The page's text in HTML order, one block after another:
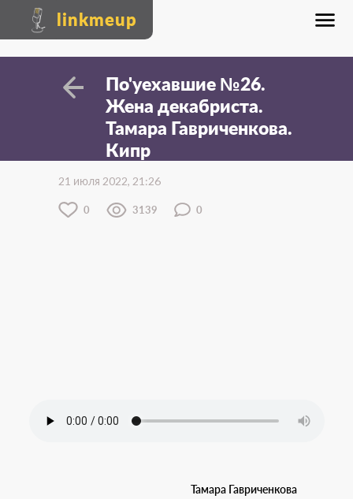
linkmeup
По'уехавшие №26.
Жена декабриста.
Тамара Гавриченкова.
Кипр
21 июля 2022, 21:26
0 3139 0
Тамара Гавриченкова